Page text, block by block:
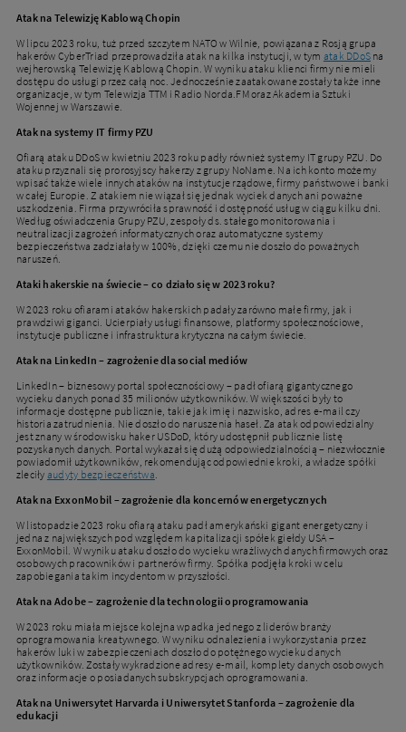
Atak na Telewizję Kablową Chopin
W lipcu 2023 roku, tuż przed szczytem NATO w Wilnie, powiązana z Rosją grupa
hakerów CyberTriad przeprowadziła atak na kilka instytucji, w tym atak DDoS na
wejherowską Telewizję Kablową Chopin. W wyniku ataku klienci firmy nie mieli
dostępu do usługi przez całą noc. Jednocześnie zaatakowane zostały także inne
organizacje, w tym Telewizja TTM i Radio Norda.FM oraz Akademia Sztuki
Wojennej w Warszawie.
Atak na systemy IT firmy PZU
Ofiarą ataku DDoS w kwietniu 2023 roku padły również systemy IT grupy PZU. Do
ataku przyznali się prorosyjscy hakerzy z grupy NoName. Na ich konto możemy
wpisać także wiele innych ataków na instytucje rządowe, firmy państwowe i banki
w całej Europie. Z atakiem nie wiązał się jednak wyciek danych ani poważne
uszkodzenia. Firma przywróciła sprawność i dostępność usług w ciągu kilku dni.
Według oświadczenia Grupy PZU, zespoły ds. stałego monitorowania i
neutralizacji zagrożeń informatycznych oraz automatyczne systemy
bezpieczeństwa zadziałały w 100%, dzięki czemu nie doszło do poważnych
naruszeń.
Ataki hakerskie na świecie – co działo się w 2023 roku?
W 2023 roku ofiarami ataków hakerskich padały zarówno małe firmy, jak i
prawdziwi giganci. Ucierpiały usługi finansowe, platformy społecznościowe,
instytucje publiczne i infrastruktura krytyczna na całym świecie.
Atak na LinkedIn – zagrożenie dla social mediów
LinkedIn – biznesowy portal społecznościowy – padł ofiarą gigantycznego
wycieku danych ponad 35 milionów użytkowników. W większości były to
informacje dostępne publicznie, takie jak imię i nazwisko, adres e-mail czy
historia zatrudnienia. Nie doszło do naruszenia haseł. Za atak odpowiedzialny
jest znany w środowisku haker USDoD, który udostępnił publicznie listę
pozyskanych danych. Portal wykazał się dużą odpowiedzialnością – niezwłocznie
powiadomił użytkowników, rekomendując odpowiednie kroki, a władze spółki
zleciły audyty bezpieczeństwa
Atak na ExxonMobil – zagrożenie dla koncernów energetycznych
W listopadzie 2023 roku ofiarą ataku padł amerykański gigant energetyczny i
jedna z największych pod względem kapitalizacji spółek giełdy USA –
ExxonMobil. W wyniku ataku doszło do wycieku wrażliwych danych firmowych oraz
osobowych pracowników i partnerów firmy. Spółka podjęła kroki w celu
zapobiegania takim incydentom w przyszłości.
Atak na Adobe – zagrożenie dla technologii oprogramowania
W 2023 roku miała miejsce kolejna wpadka jednego z liderów branży
oprogramowania kreatywnego. W wyniku odnalezienia i wykorzystania przez
hakerów luki w zabezpieczeniach doszło do potężnego wycieku danych
użytkowników. Zostały wykradzione adresy e-mail, komplety danych osobowych
oraz informacje o posiadanych subskrypcjach oprogramowania.
Atak na Uniwersytet Harvarda i Uniwersytet Stanforda – zagrożenie dla
edukacji